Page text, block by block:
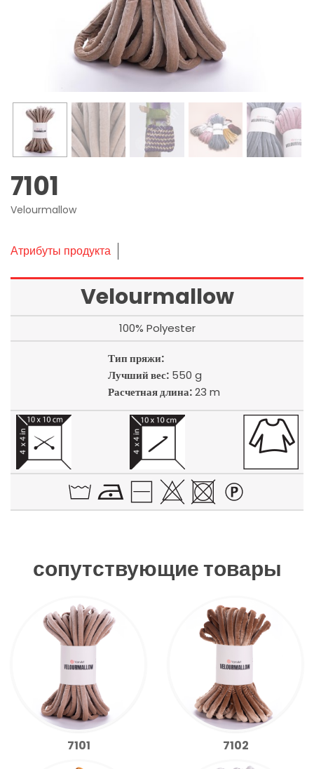
7101
Velourmallow
Атрибуты продукта
Velourmallow
100% Polyester
Тип пряжи:
Лучший вес: 550 g
Расчетная длина:23 m
сопутствующие товары
7101 7102